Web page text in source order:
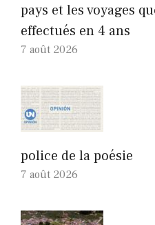
pays et les voyages
effectués en 4 ans
7 août 2026
police de la poésie
7 août 2026